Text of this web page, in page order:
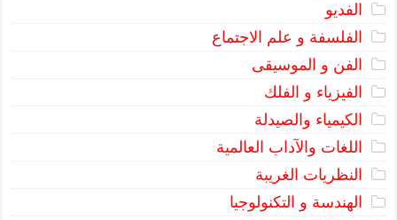
الفديو
الفلسفة و علم الاجتماع
الفن و الموسيقى
الفيزياء و الفلك
الكيمياء والصيدلة
اللغات والآداب العالمية
النظريات الغريبة
الهندسة و التكنولوجيا